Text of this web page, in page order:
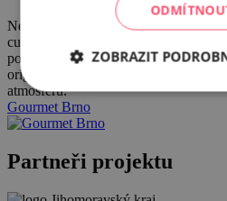
Nechte se provést po nejlepších
cukrárnách, kavárnách, vinárnách,
podnicích v kategorii S sebou.
originální kombinace, vždy kvalitní
atmosféru.
Gourmet Brno
Partneři projektu
ZOBRAZIT